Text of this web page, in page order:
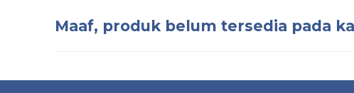
Maaf, produk belum tersedia pada